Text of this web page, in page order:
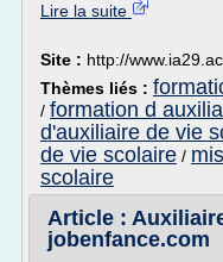
Lire la suite
Site : http://
Thèmes liés :
/ formation d
d'auxiliaire de vie
de vie scolaire /
scolaire
Article :
jobenfance.com